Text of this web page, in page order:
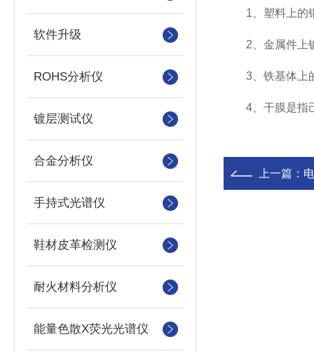
软件升级
ROHS分析仪
镀层测试仪
合金分析仪
手持式光谱仪
鞋材皮革检测仪
耐火材料分析仪
能量色散X荧光光谱仪
1、塑料上的铜
2、金属件上镀
3、铁基体上的
4、干膜是指己
上一篇：